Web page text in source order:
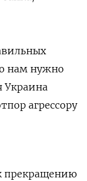
нам нужно
Украина
агрессору
прекращению